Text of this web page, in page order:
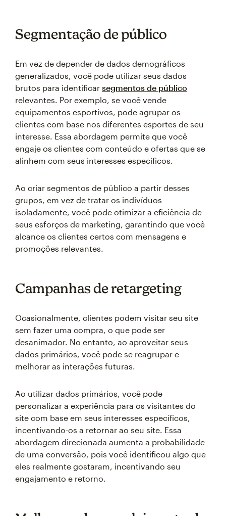
Segmentação de público
Em vez de depender de dados demográficos
generalizados, você pode utilizar seus dados
brutos para identificar segmentos de público
relevantes. Por exemplo, se você vende
equipamentos esportivos, pode agrupar os
clientes com base nos diferentes esportes de seu
interesse. Essa abordagem permite que você
engaje os clientes com conteúdo e ofertas que se
alinhem com seus interesses específicos.
Ao criar segmentos de público a partir desses
grupos, em vez de tratar os indivíduos
isoladamente, você pode otimizar a eficiência de
seus esforços de marketing, garantindo que você
alcance os clientes certos com mensagens e
promoções relevantes.
Campanhas de retargeting
Ocasionalmente, clientes podem visitar seu site
sem fazer uma compra, o que pode ser
desanimador. No entanto, ao aproveitar seus
dados primários, você pode se reagrupar e
melhorar as interações futuras.
Ao utilizar dados primários, você pode
personalizar a experiência para os visitantes do
site com base em seus interesses específicos,
incentivando-os a retornar ao seu site. Essa
abordagem direcionada aumenta a probabilidade
de uma conversão, pois você identificou algo que
eles realmente gostaram, incentivando seu
engajamento e retorno.